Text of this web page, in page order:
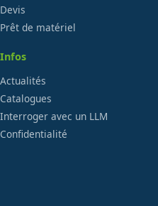
Devis
Prêt de matériel
Infos
Actualités
Catalogues
Interroger avec un LLM
Confidentialité